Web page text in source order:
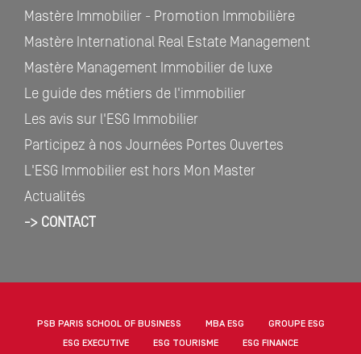
Mastère Immobilier - Promotion Immobilière
Mastère International Real Estate Management
Mastère Management Immobilier de luxe
Le guide des métiers de l'immobilier
Les avis sur l'ESG Immobilier
Participez à nos Journées Portes Ouvertes
L'ESG Immobilier est hors Mon Master
Actualités
-> CONTACT
PSB PARIS SCHOOL OF BUSINESS MBA ESG
GROUPE ESG
ESG EXECUTIVE
ESG TOURISME ESG FINANCE